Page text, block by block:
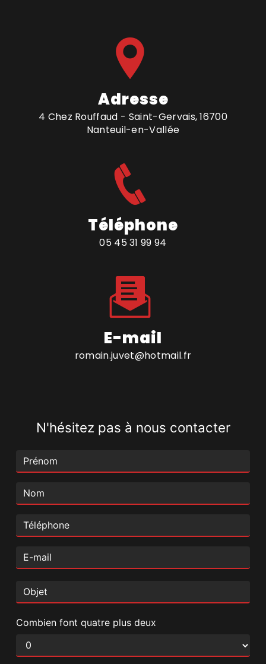
Adresse
4 Chez Rouffaud - Saint-Gervais, 16700
Nanteuil-en-Vallée
Téléphone
05 45 31 99 94
E-mail
romain.juvet@hotmail.fr
N'hésitez pas à nous contacter
Combien font quatre plus deux